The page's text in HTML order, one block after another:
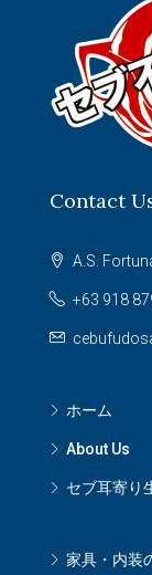
Contact
A.S.
+63 918
ホーム
About Us
セブ耳寄り
家具・内装